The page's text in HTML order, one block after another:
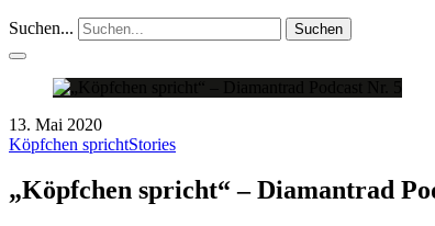
Suchen... Suchen
13. Mai 2020
Köpfchen sprichtStories
„Köpfchen spricht“ – Diamantrad